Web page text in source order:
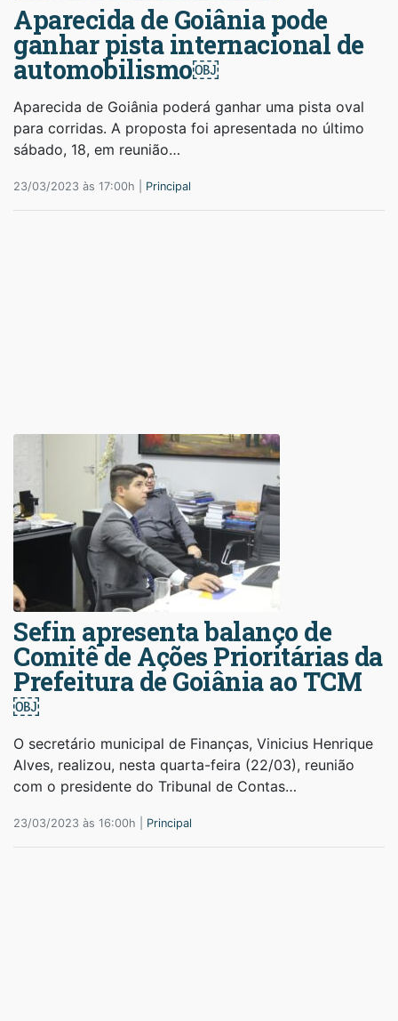
Aparecida de Goiânia pode
ganhar pista internacional de
automobilismo￼
Aparecida de Goiânia poderá ganhar uma pista oval
para corridas. A proposta foi apresentada no último
sábado, 18, em reunião…
23/03/2023 às 17:00h | Principal
Sefin apresenta balanço de
Comitê de Ações Prioritárias da
Prefeitura de Goiânia ao TCM
￼
O secretário municipal de Finanças, Vinicius Henrique
Alves, realizou, nesta quarta-feira (22/03), reunião
com o presidente do Tribunal de Contas…
23/03/2023 às 16:00h | Principal